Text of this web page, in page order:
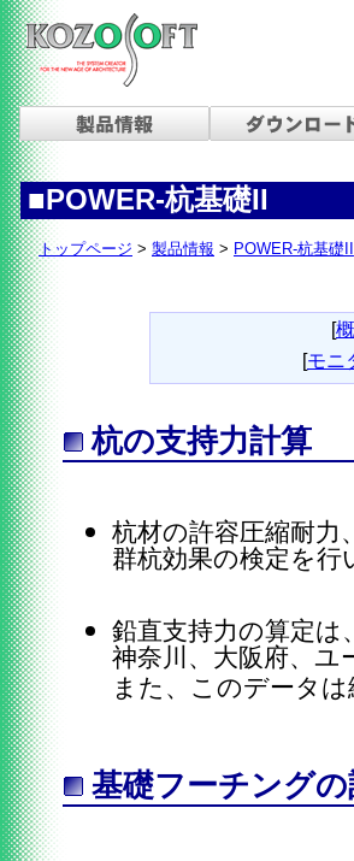
■POWER-杭基礎II
トップページ > 製品情報 > POWER-杭基礎II
[
[モニ
杭の支持力計算
杭材の許容圧縮耐力
群杭効果の検定を行
鉛直支持力の算定は
神奈川、大阪府、ユ
また、このデータ
基礎フーチングの